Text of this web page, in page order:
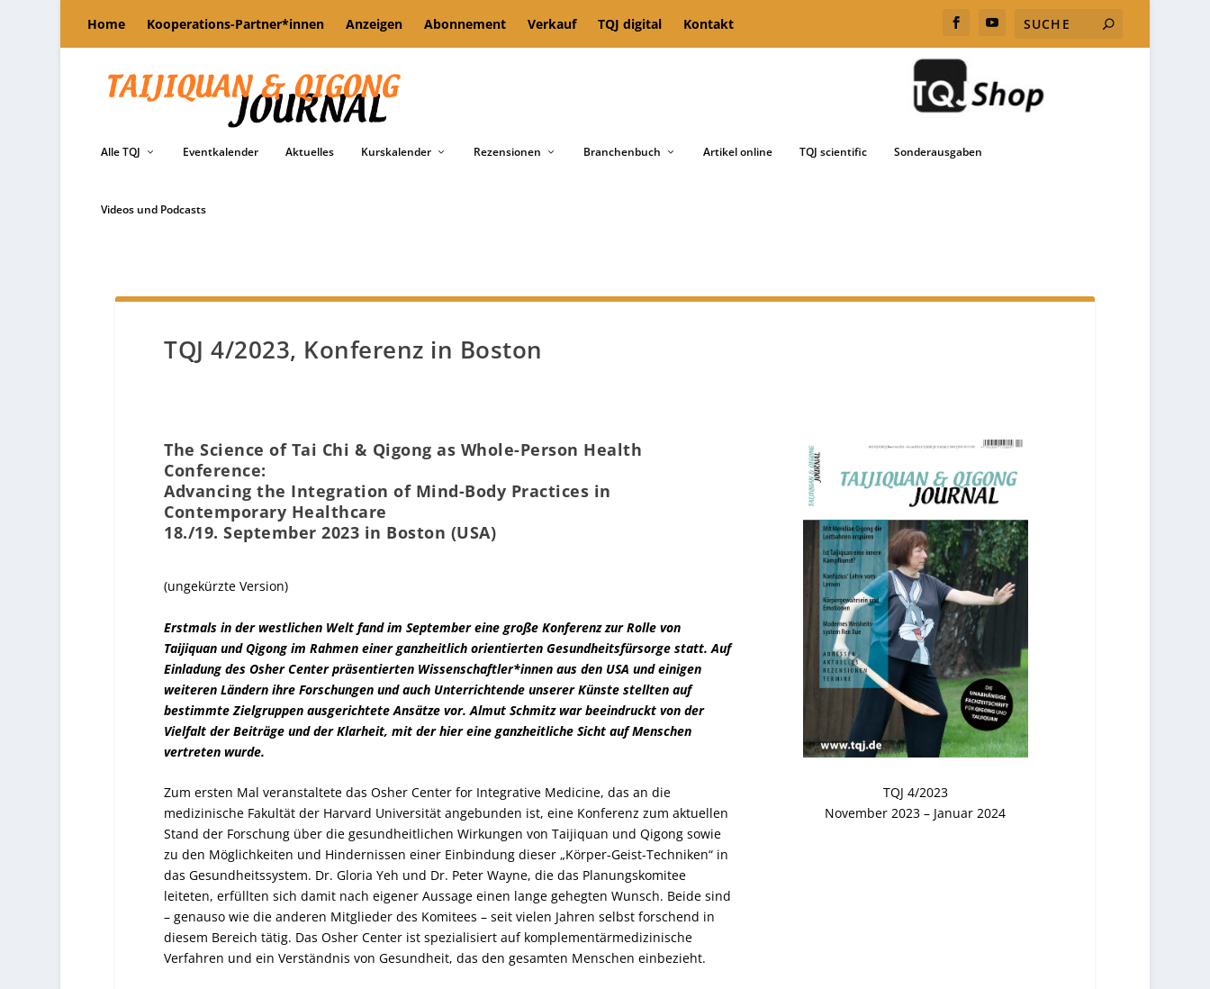
Home Kooperations-Partner*innen Anzeigen Abonnement Verkauf TQJ digital Kontakt
Alle TQJ Eventkalender Aktuelles Kurskalender Rezensionen Branchenbuch Artikel online TQJ scientific Sonderausgaben
Videos und Podcasts
TQJ 4/2023, Konferenz in Boston
The Science of Tai Chi & Qigong as Whole-Person Health
Conference:
Advancing the Integration of Mind-Body Practices in
Contemporary Healthcare
18./19. September 2023 in Boston (USA)
(ungekürzte Version)
Erstmals in der westlichen Welt fand im September eine große Konferenz zur Rolle von
Taijiquan und Qigong im Rahmen einer ganzheitlich orientierten Gesundheitsfürsorge statt. Auf
Einladung des Osher Center präsentierten Wissenschaftler*innen aus den USA und einigen
weiteren Ländern ihre Forschungen und auch Unterrichtende unserer Künste stellten auf
bestimmte Zielgruppen ausgerichtete Ansätze vor. Almut Schmitz war beeindruckt von der
Vielfalt der Beiträge und der Klarheit, mit der hier eine ganzheitliche Sicht auf Menschen
vertreten wurde.
Zum ersten Mal veranstaltete das Osher Center for Integrative Medicine, das an die
medizinische Fakultät der Harvard Universität angebunden ist, eine Konferenz zum aktuellen
Stand der Forschung über die gesundheitlichen Wirkungen von Taijiquan und Qigong sowie
zu den Möglichkeiten und Hindernissen einer Einbindung dieser „Körper-Geist-Techniken“ in
das Gesundheitssystem. Dr. Gloria Yeh und Dr. Peter Wayne, die das Planungskomitee
leiteten, erfüllten sich damit nach eigener Aussage einen lange gehegten Wunsch. Beide sind
– genauso wie die anderen Mitglieder des Komitees – seit vielen Jahren selbst forschend in
diesem Bereich tätig. Das Osher Center ist spezialisiert auf komplementärmedizinische
Verfahren und ein Verständnis von Gesundheit, das den gesamten Menschen einbezieht.
TQJ 4/2023
November 2023 – Januar 2024